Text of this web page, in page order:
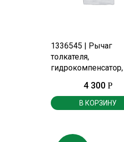
ПОДРОБНЕЕ
1336545 | Рычаг
толкателя,
гидрокомпенсатор,
4 300 Р
В КОРЗИНУ